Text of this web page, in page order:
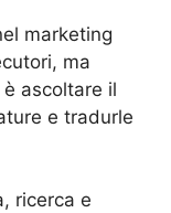
marketing
ma
ascoltare il
e tradurle
ricerca e